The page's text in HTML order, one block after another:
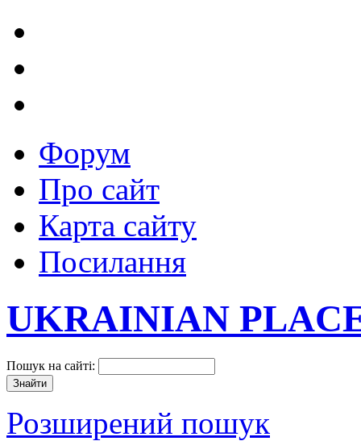
Форум
Про сайт
Карта сайту
Посилання
UKRAINIAN
Пошук на сайті:
Розширений пошук